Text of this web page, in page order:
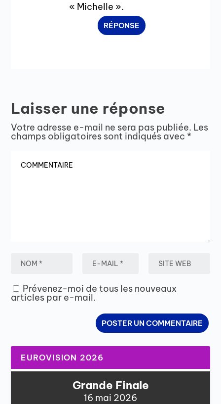
« Michelle ».
RÉPONSE
Laisser une réponse
Votre adresse e-mail ne sera pas publiée. Les
champs obligatoires sont indiqués avec *
Prévenez-moi de tous les nouveaux
articles par e-mail.
EUROVISION 2026
Grande Finale
16 mai 2026